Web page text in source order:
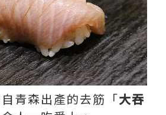
青森出產的去筋「大吞